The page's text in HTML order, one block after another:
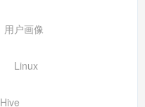
用户画像
Linux
Hive